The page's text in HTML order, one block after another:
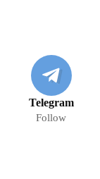
Telegram
Follow